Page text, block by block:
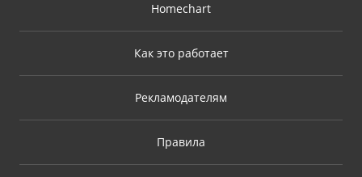
Homechart
Как это работает
Рекламодателям
Правила